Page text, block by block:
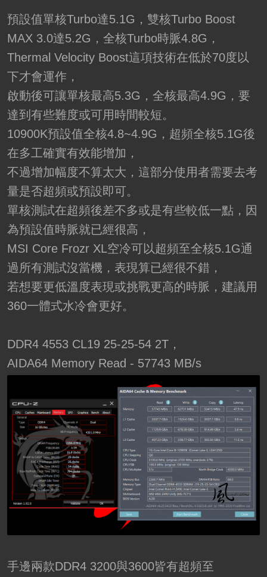
預設值單核Turbo達5.1G，雙核Turbo Boost
MAX 3.0達5.2G，全核Turbo時脈4.8G，
Thermal Velocity Boost這項技術在低於70度以
下才會運作，
啟動後可讓單核最高5.3G，全核最高4.9G，要
達到有些難度或可用時間較短。
10900K預設值全核4.8~4.9G，超頻全核5.1G後
在多工確實有效能增加，
不過增加幅度不算太大，這部分使用者需要去考
量是否超頻或預設即可。
單核測試在超頻後差不多或是有些較低一點，因
為預設值時脈就已經很高，
MSI Core Frozr XL空冷可以超頻至全核5.1G通
過所有測試沒當機，表現算已經很不錯，
若想要更低溫度表現或挑戰更高的時脈，建議用
360一體式水冷會更好。
DDR4 4553 CL19 25-25-54 2T，
AIDA64 Memory Read - 57743 MB/s
手邊兩款DDR4 3200與3600皆有超頻至